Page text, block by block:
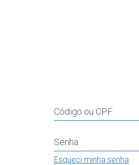
Código ou CPF
Senha
Esqueci minha senha